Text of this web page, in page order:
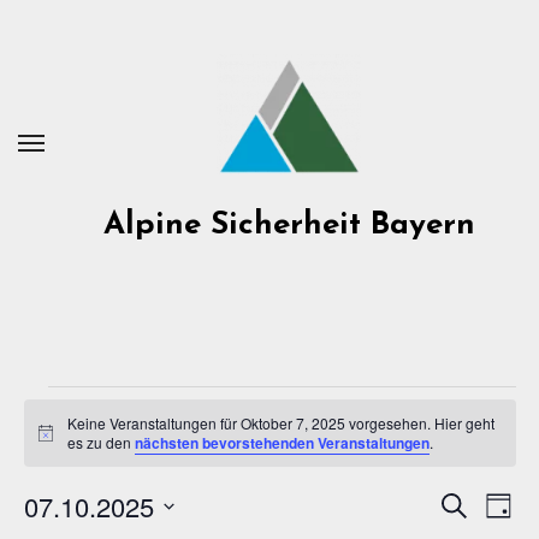
Alpine Sicherheit Bayern
Veranstaltungen
Oktober
Hinweis
Keine Veranstaltungen für Oktober 7, 2025 vorgesehen. Hier geht
es zu den nächsten bevorstehenden Veranstaltungen.
Suche
Tag
07.10.2025